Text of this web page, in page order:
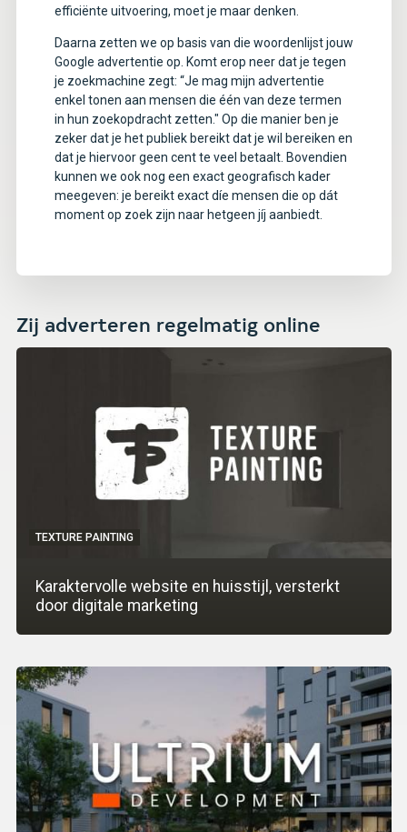
efficiënte uitvoering, moet je maar denken.
Daarna zetten we op basis van die woordenlijst jouw
Google advertentie op. Komt erop neer dat je tegen
je zoekmachine zegt: “Je mag mijn advertentie
enkel tonen aan mensen die één van deze termen
in hun zoekopdracht zetten." Op die manier ben je
zeker dat je het publiek bereikt dat je wil bereiken en
dat je hiervoor geen cent te veel betaalt. Bovendien
kunnen we ook nog een exact geografisch kader
meegeven: je bereikt exact díe mensen die op dát
moment op zoek zijn naar hetgeen jíj aanbiedt.
Zij adverteren regelmatig online
TEXTURE PAINTING
Karaktervolle website en huisstijl, versterkt
door digitale marketing